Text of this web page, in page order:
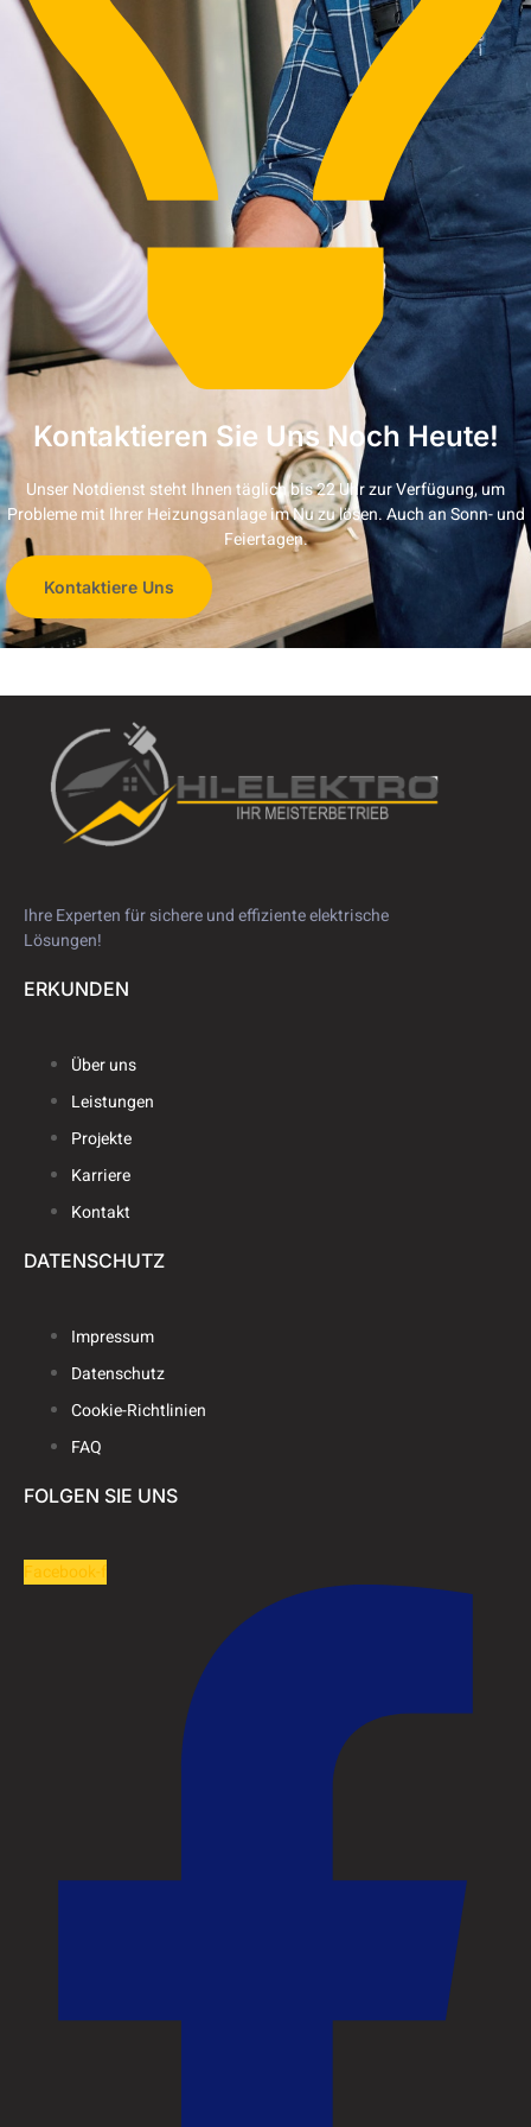
Kontaktieren Sie Uns Noch Heute!
Unser Notdienst steht Ihnen täglich bis 22 Uhr zur Verfügung, um
Probleme mit Ihrer Heizungsanlage im Nu zu lösen. Auch an Sonn- und
Feiertagen.
Kontaktiere Uns
Ihre Experten für sichere und effiziente elektrische
Lösungen!
ERKUNDEN
Über uns
Leistungen
Projekte
Karriere
Kontakt
DATENSCHUTZ
Impressum
Datenschutz
Cookie-Richtlinien
FAQ
FOLGEN SIE UNS
Facebook-f